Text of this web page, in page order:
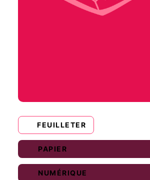
FEUILLETER
PAPIER
NUMÉRIQUE